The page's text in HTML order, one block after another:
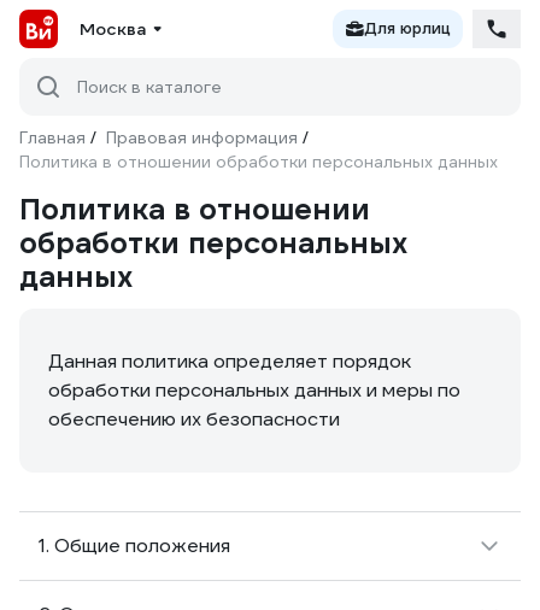
Москва Для юрлиц
Поиск в каталоге
Главная / Правовая информация /
Политика в отношении обработки персональных данных
Политика в отношении
обработки персональных
данных
Данная политика определяет порядок
обработки персональных данных и меры по
обеспечению их безопасности
1. Общие положения